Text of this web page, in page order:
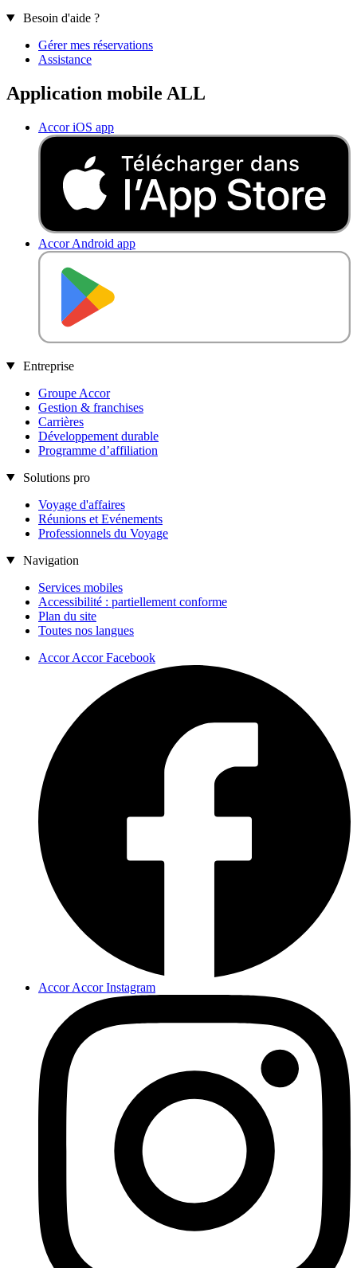
Besoin d'aide ?
Gérer mes réservations
Assistance
Application mobile ALL
Accor iOS app
Accor Android app
Entreprise
Groupe Accor
Gestion & franchises
Carrières
Développement durable
Programme d’affiliation
Solutions pro
Voyage d'affaires
Réunions et Evénements
Professionnels du Voyage
Navigation
Services mobiles
Accessibilité : partiellement conforme
Plan du site
Toutes nos langues
Accor Accor Facebook
Accor Accor Instagram